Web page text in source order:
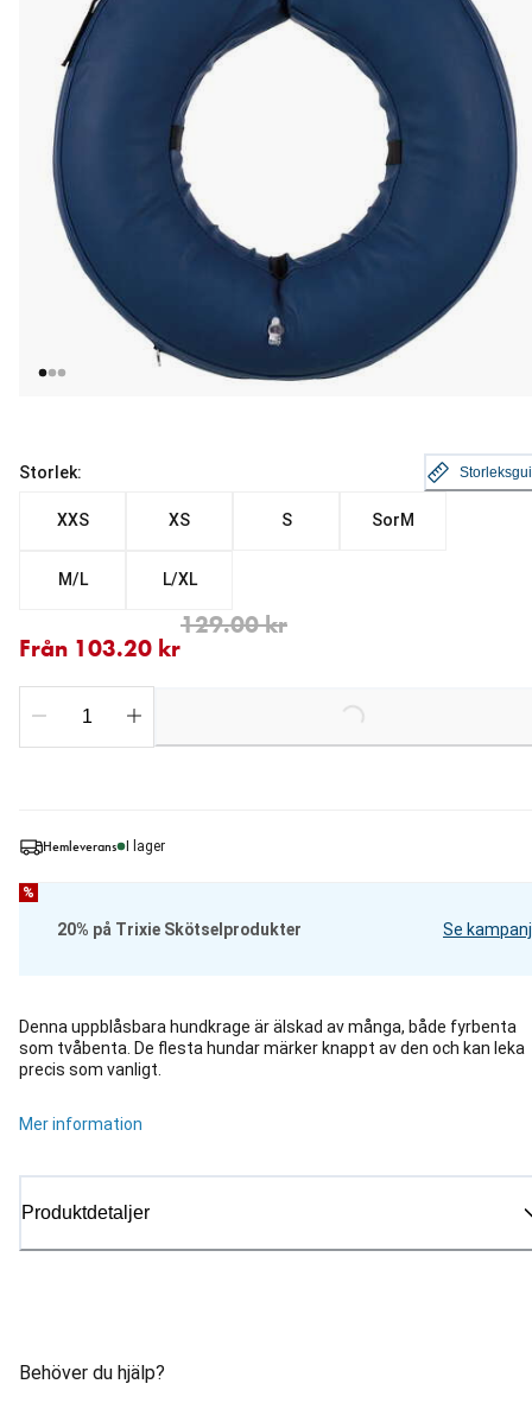
Hemleverans I lager
%
20% på Trixie Skötselprodukter Se kampanj
Denna uppblåsbara hundkrage är älskad av många, både fyrbenta
som tvåbenta. De flesta hundar märker knappt av den och kan leka
precis som vanligt.
Mer information
Produktdetaljer
Behöver du hjälp?
Storlek:
XXS XS S SorM
M/L L/XL
Från 103.20 kr
Från aktuellt pris 103.20 kr
129.00 kr
ursprungligt pris 129.00 kr